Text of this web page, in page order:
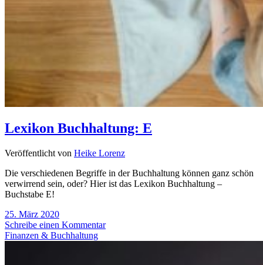
Lexikon Buchhaltung: E
Veröffentlicht von Heike Lorenz
Die verschiedenen Begriffe in der Buchhaltung können ganz schön
verwirrend sein, oder? Hier ist das Lexikon Buchhaltung –
Buchstabe E!
25. März 2020
Schreibe einen Kommentar
Finanzen & Buchhaltung